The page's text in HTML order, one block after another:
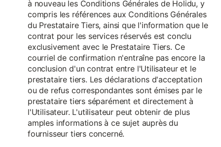
à nouveau les Conditions Générales de Holidu, y
compris les références aux Conditions Générales
du Prestataire Tiers, ainsi que l'information que le
contrat pour les services réservés est conclu
exclusivement avec le Prestataire Tiers. Ce
courriel de confirmation n'entraîne pas encore la
conclusion d'un contrat entre l'Utilisateur et le
prestataire tiers. Les déclarations d'acceptation
ou de refus correspondantes sont émises par le
prestataire tiers séparément et directement à
l'Utilisateur. L'utilisateur peut obtenir de plus
amples informations à ce sujet auprès du
fournisseur tiers concerné.